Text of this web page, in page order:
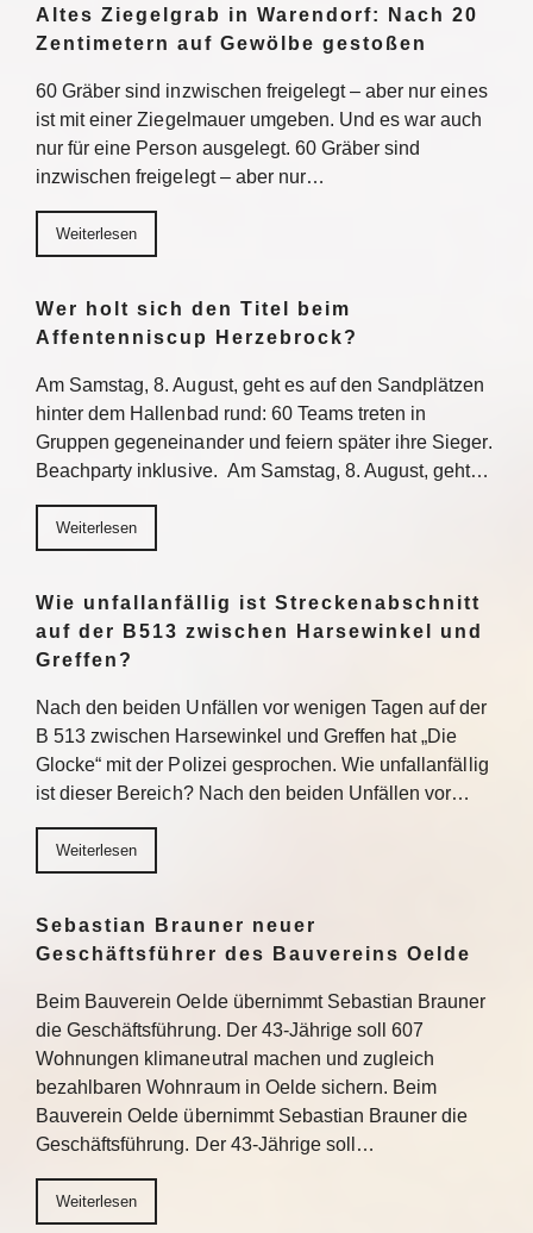
Altes Ziegelgrab in Warendorf: Nach 20
Zentimetern auf Gewölbe gestoßen
60 Gräber sind inzwischen freigelegt – aber nur eines
ist mit einer Ziegelmauer umgeben. Und es war auch
nur für eine Person ausgelegt. 60 Gräber sind
inzwischen freigelegt – aber nur…
Weiterlesen
Wer holt sich den Titel beim
Affentenniscup Herzebrock?
Am Samstag, 8. August, geht es auf den Sandplätzen
hinter dem Hallenbad rund: 60 Teams treten in
Gruppen gegeneinander und feiern später ihre Sieger.
Beachparty inklusive. Am Samstag, 8. August, geht…
Weiterlesen
Wie unfallanfällig ist Streckenabschnitt
auf der B513 zwischen Harsewinkel und
Greffen?
Nach den beiden Unfällen vor wenigen Tagen auf der
B 513 zwischen Harsewinkel und Greffen hat „Die
Glocke“ mit der Polizei gesprochen. Wie unfallanfällig
ist dieser Bereich? Nach den beiden Unfällen vor…
Weiterlesen
Sebastian Brauner neuer
Geschäftsführer des Bauvereins Oelde
Beim Bauverein Oelde übernimmt Sebastian Brauner
die Geschäftsführung. Der 43-Jährige soll 607
Wohnungen klimaneutral machen und zugleich
bezahlbaren Wohnraum in Oelde sichern. Beim
Bauverein Oelde übernimmt Sebastian Brauner die
Geschäftsführung. Der 43-Jährige soll…
Weiterlesen